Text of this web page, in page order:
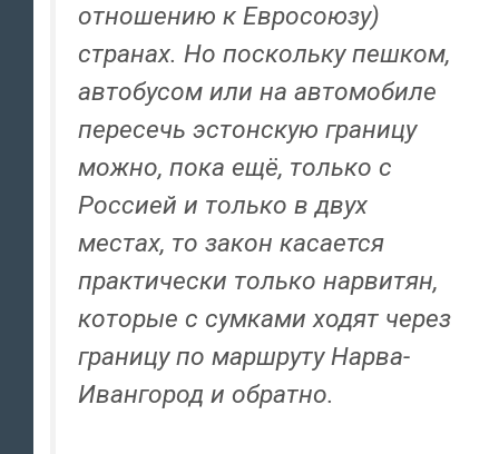
отношению к Евросоюзу)
странах. Но поскольку пешком,
автобусом или на автомобиле
пересечь эстонскую границу
можно, пока ещё, только с
Россией и только в двух
местах, то закон касается
практически только нарвитян,
которые с сумками ходят через
границу по маршруту Нарва-
Ивангород и обратно.